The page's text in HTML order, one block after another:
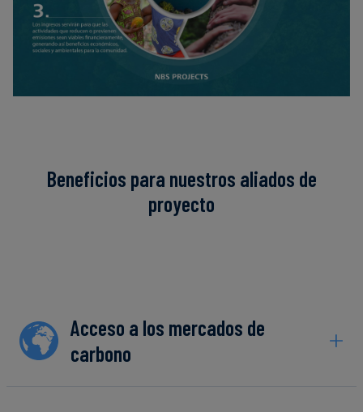
Beneficios para nuestros aliados de
proyecto
Acceso a los mercados de
carbono